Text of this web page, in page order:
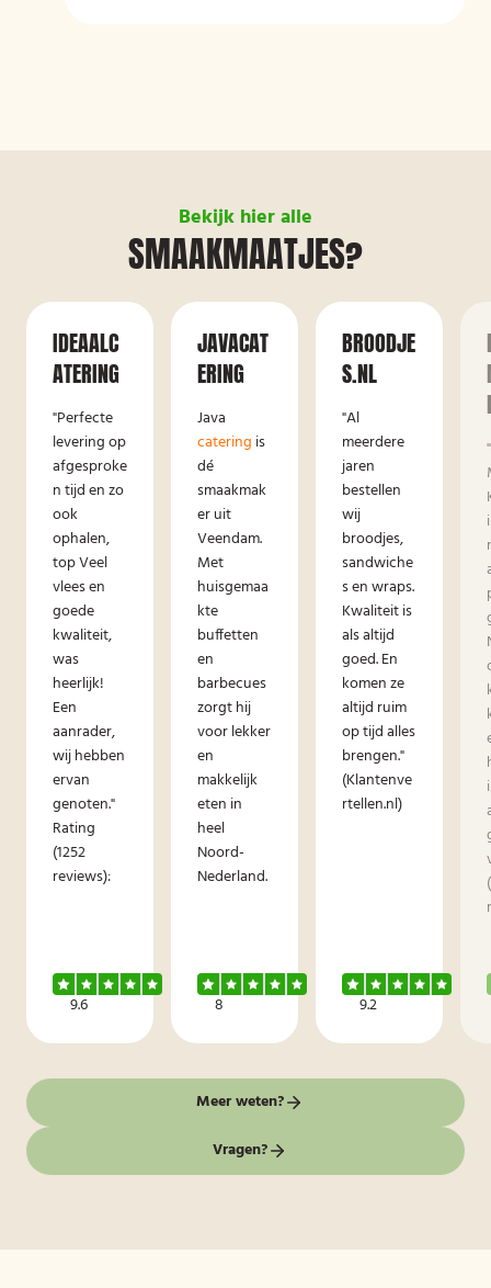
Bekijk hier alle
SMAAKMAATJES?
IDEAALC
ATERING
"Perfecte
levering op
afgesproke
n tijd en zo
ook
ophalen,
top Veel
vlees en
goede
kwaliteit,
was
heerlijk!
Een
aanrader,
wij hebben
ervan
genoten."
Rating
(1252
reviews):
9.6
JAVACAT
ERING
Java
catering is
dé
smaakmak
er uit
Veendam.
Met
huisgemaa
kte
buffetten
en
barbecues
zorgt hij
voor lekker
en
makkelijk
eten in
heel
Noord-
Nederland.
8
BROODJE
S.NL
"Al
meerdere
jaren
bestellen
wij
broodjes,
sandwiche
s en wraps.
Kwaliteit is
als altijd
goed. En
komen ze
altijd ruim
op tijd alles
brengen."
(Klantenve
rtellen.nl)
9.2
Meer weten?
Vragen?